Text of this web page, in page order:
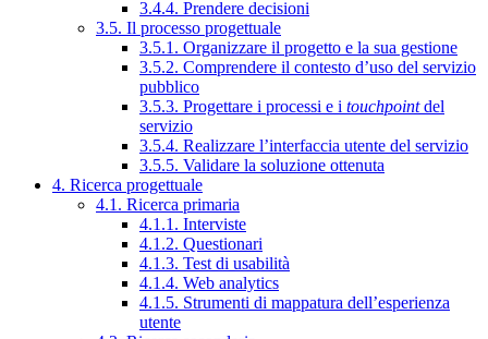
3.4.4. Prendere decisioni
3.5. Il processo progettuale
3.5.1. Organizzare il progetto e la sua gestione
3.5.2. Comprendere il contesto d’uso del servizio
pubblico
3.5.3. Progettare i processi e i touchpointdel
servizio
3.5.4. Realizzare l’interfaccia utente del servizio
3.5.5. Validare la soluzione ottenuta
4. Ricerca progettuale
4.1. Ricerca primaria
4.1.1. Interviste
4.1.2. Questionari
4.1.3. Test di usabilità
4.1.4. Web analytics
4.1.5. Strumenti di mappatura dell’esperienza
utente